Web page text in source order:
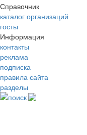
Справочник
каталог организаций
госты
Информация
контакты
реклама
подписка
правила сайта
разделы
поиск